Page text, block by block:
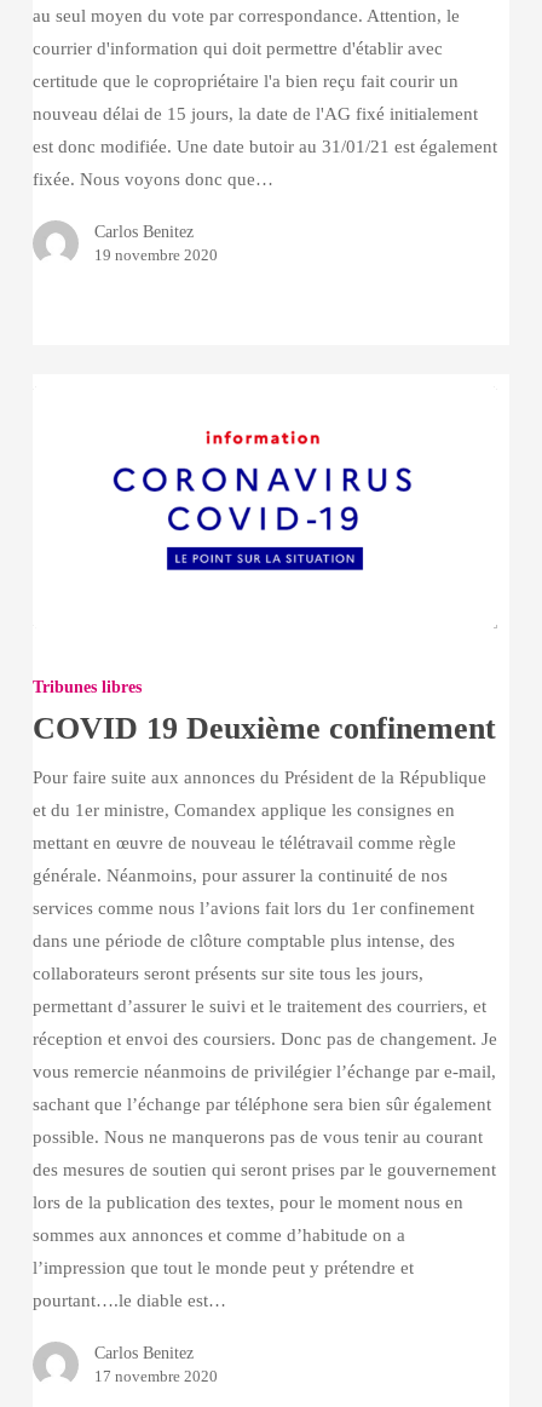
au seul moyen du vote par correspondance. Attention, le
courrier d'information qui doit permettre d'établir avec
certitude que le copropriétaire l'a bien reçu fait courir un
nouveau délai de 15 jours, la date de l'AG fixé initialement
est donc modifiée. Une date butoir au 31/01/21 est également
fixée. Nous voyons donc que…
Carlos Benitez
19 novembre 2020
confinement
Tribunes libres
COVID 19 Deuxième confinement
Pour faire suite aux annonces du Président de la République
et du 1er ministre, Comandex applique les consignes en
mettant en œuvre de nouveau le télétravail comme règle
générale. Néanmoins, pour assurer la continuité de nos
services comme nous l’avions fait lors du 1er confinement
dans une période de clôture comptable plus intense, des
collaborateurs seront présents sur site tous les jours,
permettant d’assurer le suivi et le traitement des courriers, et
réception et envoi des coursiers. Donc pas de changement. Je
vous remercie néanmoins de privilégier l’échange par e-mail,
sachant que l’échange par téléphone sera bien sûr également
possible. Nous ne manquerons pas de vous tenir au courant
des mesures de soutien qui seront prises par le gouvernement
lors de la publication des textes, pour le moment nous en
sommes aux annonces et comme d’habitude on a
l’impression que tout le monde peut y prétendre et
pourtant….le diable est…
Carlos Benitez
17 novembre 2020